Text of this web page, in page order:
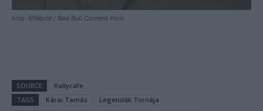
foto: @World / Red Bull Content Pool
SOURCE
Rallycafe
TAGS
Kárai Tamás
Legendák Tornája